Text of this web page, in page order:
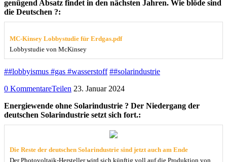
genügend Absatz findet in den nächsten Jahren. Wie blöde sind
die Deutschen ?:
MC-Kinsey Lobbystudie für Erdgas.pdf
Lobbystudie von McKinsey
##lobbyismus #gas #wasserstoff ##solarindustrie
0 KommentareTeilen 23. Januar 2024
Energiewende ohne Solarindustrie ? Der Niedergang der
deutschen Solarindustrie setzt sich fort.:
Die Reste der deutschen Solarindustrie sind jetzt auch am Ende
Der Photovoltaik-Hersteller wird sich künftig voll auf die Produktion von